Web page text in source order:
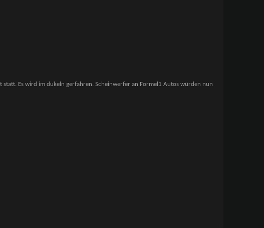
Es wird im dukeln gerfahren. Scheinwerfer an Formel1 Autos würden nun